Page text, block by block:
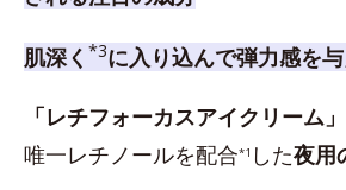
肌深く *3に入り込んで弾力感を与
「レチフォーカスアイクリーム」
唯一レチノールを配合*1 した夜用